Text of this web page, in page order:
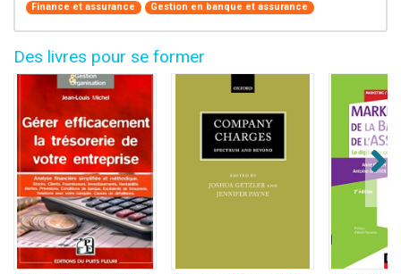
Finance et assurance Gestion en banque et assurance
Des livres pour se former